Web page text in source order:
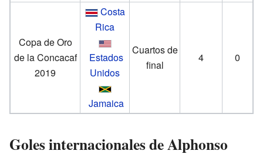
Copa de Oro
de la Concacaf
2019
Costa
Rica
Estados
Unidos
Jamaica
Cuartos de
final
4 0
Goles internacionales de Alphonso